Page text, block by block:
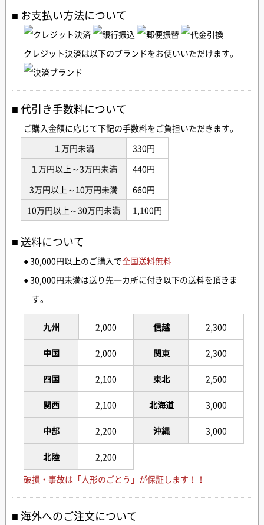
お支払い方法について
クレジット決済は以下のブランドをお使いいただけます。
代引き手数料について
ご購入金額に応じて下記の手数料をご負担いただきます。
１万円未満
330円
１万円以上～3万円未満
440円
3万円以上～10万円未満
660円
10万円以上～30万円未満
1,100円
送料について
● 30,000円以上のご購入で全国送料無料
● 30,000円未満は送り先一カ所に付き以下の送料を頂きま
す。
九州
中国
四国
関西
中部
北陸
2,000
2,000
2,100
2,100
2,200
2,200
信越
関東
東北
北海道
沖縄
2,300
2,300
2,500
3,000
3,000
破損・事故は「人形のごとう」が保証します！！
海外へのご注文について